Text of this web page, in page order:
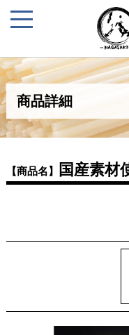
商品詳細
【商品名】 国産素